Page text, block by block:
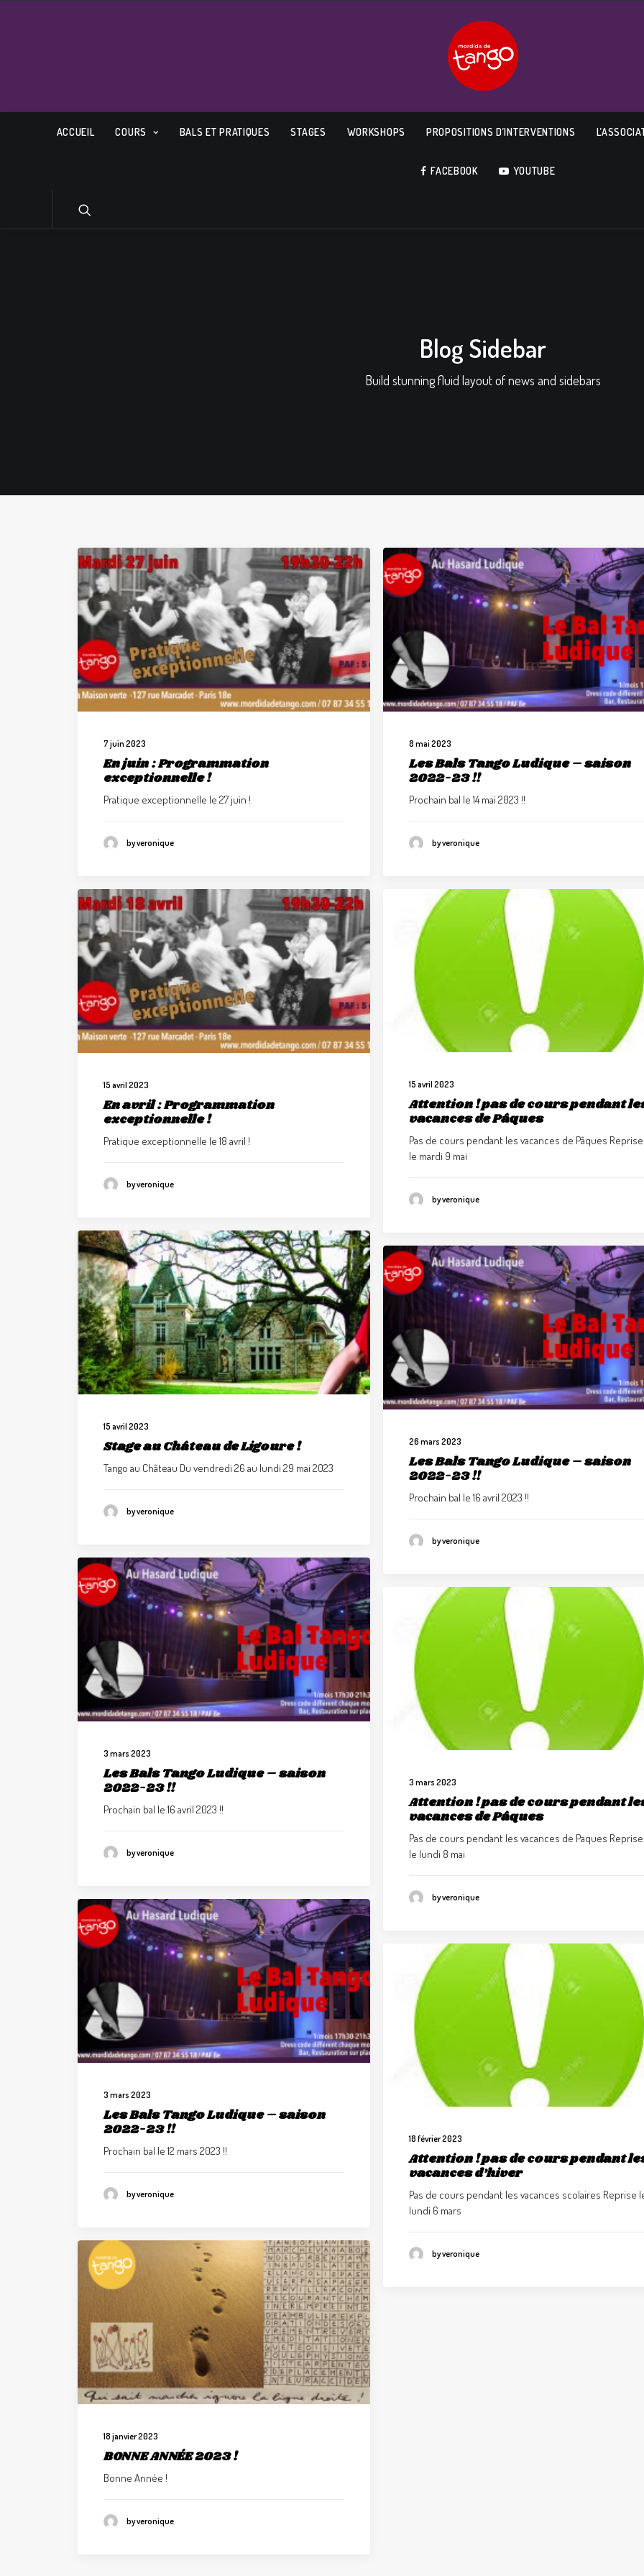
ACCUEIL COURS BALS ET PRATIQUES STAGES WORKSHOPS PROPOSITIONS D’INTERVENTIONS
FACEBOOK YOUTUBE
Blog Sidebar
Build stunning fluid layout of news and sidebars
7 juin 2023
En juin : Programmation
exceptionnelle !
Pratique exceptionnelle le 27 juin !
by veronique
8 mai 2023
Les Bals Tango Ludique – saison
2022-23 !!
Prochain bal le 14 mai 2023 !!
by veronique
15 avril 2023
En avril : Programmation
exceptionnelle !
Pratique exceptionnelle le 18 avril !
by veronique
15 avril 2023
Attention ! pas de cours pendant
vacances de Pâques
Pas de cours pendant les vacances de Pâques Reprise
le mardi 9 mai
by veronique
15 avril 2023
Stage au Château de Ligoure !
Tango au Château Du vendredi 26 au lundi 29 mai 2023
by veronique
26 mars 2023
Les Bals Tango Ludique – saison
2022-23 !!
Prochain bal le 16 avril 2023 !!
by veronique
3 mars 2023
Les Bals Tango Ludique – saison
2022-23 !!
Prochain bal le 16 avril 2023 !!
by veronique
3 mars 2023
Attention ! pas de cours pendant
vacances de Pâques
Pas de cours pendant les vacances de Paques Reprise
le lundi 8 mai
by veronique
3 mars 2023
Les Bals Tango Ludique – saison
2022-23 !!
Prochain bal le 12 mars 2023 !!
by veronique
18 février 2023
Attention ! pas de cours pendant
vacances d’hiver
Pas de cours pendant les vacances scolaires Reprise
lundi 6 mars
by veronique
18 janvier 2023
BONNE ANNÉE 2023 !
Bonne Année !
by veronique